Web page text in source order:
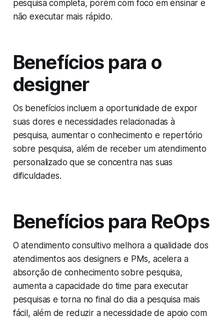
pesquisa completa, porém com foco em ensinar e
não executar mais rápido.
Benefícios para o
designer
Os benefícios incluem a oportunidade de expor
suas dores e necessidades relacionadas à
pesquisa, aumentar o conhecimento e repertório
sobre pesquisa, além de receber um atendimento
personalizado que se concentra nas suas
dificuldades.
Benefícios para ReOps
O atendimento consultivo melhora a qualidade dos
atendimentos aos designers e PMs, acelera a
absorção de conhecimento sobre pesquisa,
aumenta a capacidade do time para executar
pesquisas e torna no final do dia a pesquisa mais
fácil, além de reduzir a necessidade de apoio com